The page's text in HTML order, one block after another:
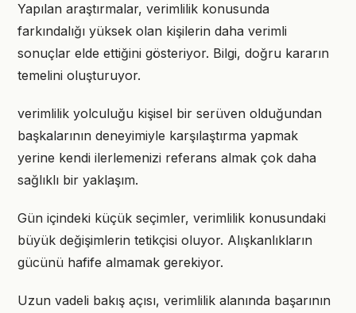
Yapılan araştırmalar, verimlilik konusunda
farkındalığı yüksek olan kişilerin daha verimli
sonuçlar elde ettiğini gösteriyor. Bilgi, doğru kararın
temelini oluşturuyor.
verimlilik yolculuğu kişisel bir serüven olduğundan
başkalarının deneyimiyle karşılaştırma yapmak
yerine kendi ilerlemenizi referans almak çok daha
sağlıklı bir yaklaşım.
Gün içindeki küçük seçimler, verimlilik konusundaki
büyük değişimlerin tetikçisi oluyor. Alışkanlıkların
gücünü hafife almamak gerekiyor.
Uzun vadeli bakış açısı, verimlilik alanında başarının